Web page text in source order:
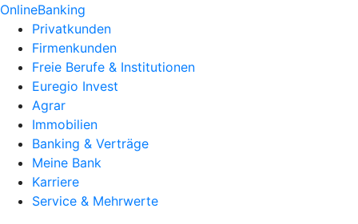
OnlineBanking
Privatkunden
Firmenkunden
Freie Berufe & Institutionen
Euregio Invest
Agrar
Immobilien
Banking & Verträge
Meine Bank
Karriere
Service & Mehrwerte